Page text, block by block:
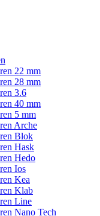
22 mm
28 mm
3.6
40 mm
5 mm
Arche
Blok
Hask
Hedo
Ios
Kea
Klab
Line
Nano Tech